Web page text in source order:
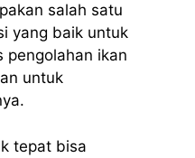
salah satu
yang baik untuk
pengolahan ikan
untuk
tepat bisa